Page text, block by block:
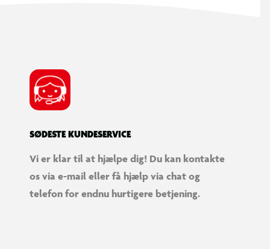
SØDESTE KUNDESERVICE
Vi er klar til at hjælpe dig! Du kan kontakte
os via e-mail eller få hjælp via chat og
telefon for endnu hurtigere betjening.